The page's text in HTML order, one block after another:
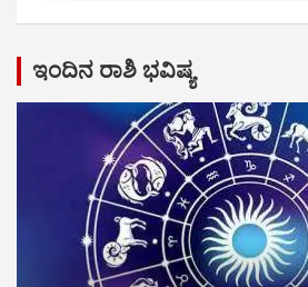
ಇಂದಿನ ರಾಶಿ ಭವಿಷ್ಯ